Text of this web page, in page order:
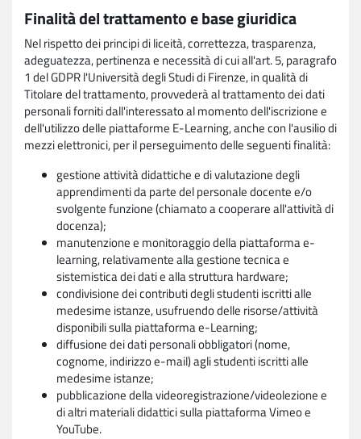
Finalità del trattamento e base giuridica
Nel rispetto dei principi di liceità, correttezza, trasparenza,
adeguatezza, pertinenza e necessità di cui all'art. 5, paragrafo
1 del GDPR l'Università degli Studi di Firenze, in qualità di
Titolare del trattamento, provvederà al trattamento dei dati
personali forniti dall'interessato al momento dell'iscrizione e
dell'utilizzo delle piattaforme E-Learning, anche con l'ausilio di
mezzi elettronici, per il perseguimento delle seguenti finalità:
gestione attività didattiche e di valutazione degli
apprendimenti da parte del personale docente e/o
svolgente funzione (chiamato a cooperare all'attività di
docenza);
manutenzione e monitoraggio della piattaforma e-
learning, relativamente alla gestione tecnica e
sistemistica dei dati e alla struttura hardware;
condivisione dei contributi degli studenti iscritti alle
medesime istanze, usufruendo delle risorse/attività
disponibili sulla piattaforma e-Learning;
diffusione dei dati personali obbligatori (nome,
cognome, indirizzo e-mail) agli studenti iscritti alle
medesime istanze;
pubblicazione della videoregistrazione/videolezione e
di altri materiali didattici sulla piattaforma Vimeo e
YouTube.